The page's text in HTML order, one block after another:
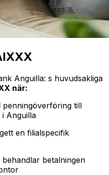
Anguilla: s huvudsakliga
när:
penningöverföring till
i Anguilla
en filialspecifik
betalningen